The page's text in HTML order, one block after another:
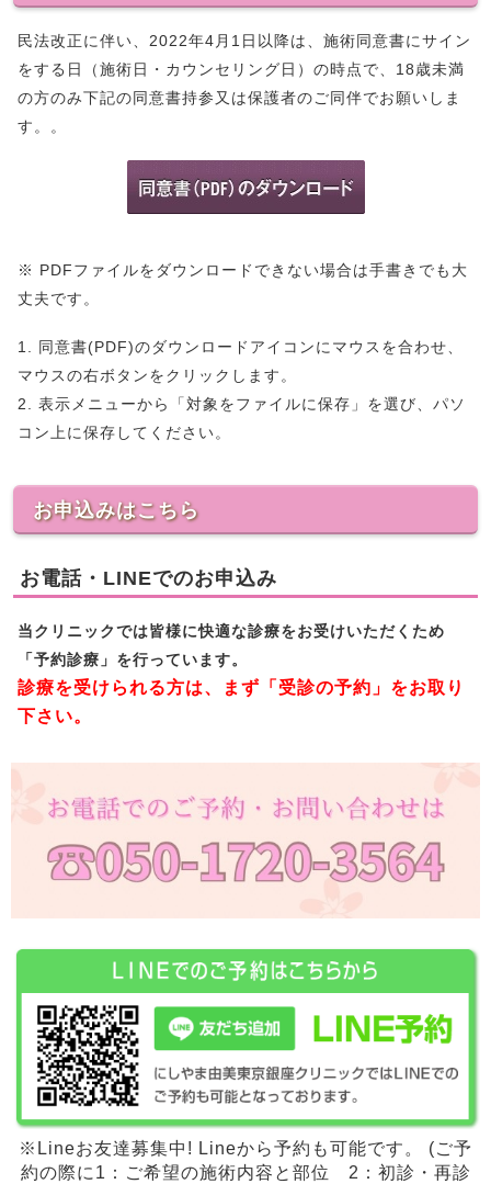
民法改正に伴い、2022年4月1日以降は、施術同意書にサイン
をする日（施術日・カウンセリング日）の時点で、18歳未満
の方のみ下記の同意書持参又は保護者のご同伴でお願いしま
す。。
※ PDFファイルをダウンロードできない場合は手書きでも大
丈夫です。
1. 同意書(PDF)のダウンロードアイコンにマウスを合わせ、
マウスの右ボタンをクリックします。
2. 表示メニューから「対象をファイルに保存」を選び、パソ
コン上に保存してください。
お申込みはこちら
お電話・LINEでのお申込み
当クリニックでは皆様に快適な診療をお受けいただくため
「予約診療」を行っています。
診療を受けられる方は、まず「受診の予約」をお取り
下さい。
※Lineお友達募集中! Lineから予約も可能です。 (ご予
約の際に1：ご希望の施術内容と部位 2：初診・再診